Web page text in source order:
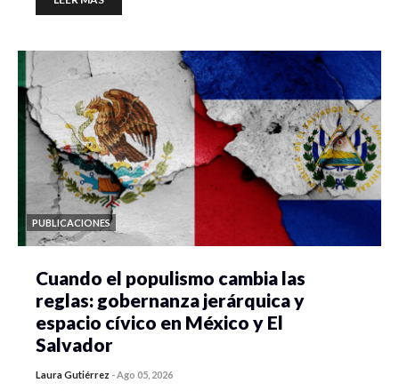
PUBLICACIONES
Cuando el populismo cambia las
reglas: gobernanza jerárquica y
espacio cívico en México y El
Salvador
Laura Gutiérrez -Ago 05, 2026